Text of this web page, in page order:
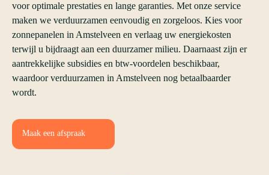
voor optimale prestaties en lange garanties. Met onze service
maken we verduurzamen eenvoudig en zorgeloos. Kies voor
zonnepanelen in Amstelveen en verlaag uw energiekosten
terwijl u bijdraagt aan een duurzamer milieu. Daarnaast zijn er
aantrekkelijke subsidies en btw-voordelen beschikbaar,
waardoor verduurzamen in Amstelveen nog betaalbaarder
wordt.
Maak een afspraak